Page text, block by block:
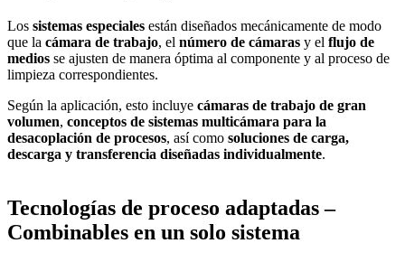
Los sistemas especiales están diseñados mecánicamente de modo
que la cámara de trabajo, el número de cámaras y el flujo de
medios se ajusten de manera óptima al componente y al proceso de
limpieza correspondientes.
Según la aplicación, esto incluye cámaras de trabajo de gran
volumen, conceptos de sistemas multicámara para la
desacoplación de procesos, así como soluciones de carga,
descarga y transferencia diseñadas individualmente.
Tecnologías de proceso adaptadas –
Combinables en un solo sistema